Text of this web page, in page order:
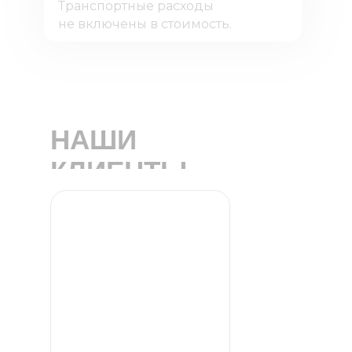
Транспортные расходы
не включены в стоимость.
НАШИ
КЛИЕНТЫ